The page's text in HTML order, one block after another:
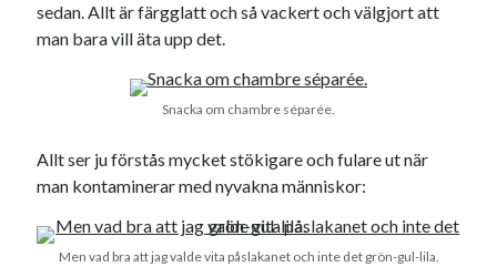
Etiketter
#blogg100 allmänbildning
sedan. Allt är färgglatt och så vackert och välgjort att
man bara vill äta upp det.
Snacka om chambre séparée.
Allt ser ju förstås mycket stökigare och fulare ut när
man kontaminerar med nyvakna människor:
Men vad bra att jag valde vita påslakanet och inte det grön-gul-lila.